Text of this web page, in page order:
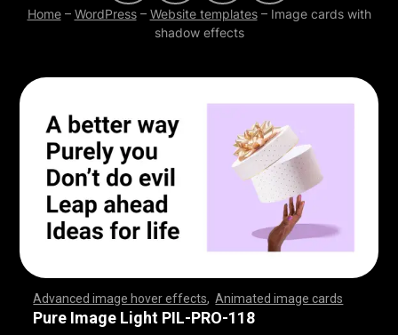
Home– WordPress– Website templates– Image cards with
shadow effects
Advanced image hover effects ,Animated image cards
,,,,,,,,,,,,,,,,,,,,,,,,,,,,,,,,, ,,,,,,,,,,,,,,,,,,,,,,,,,
,,,,,,,,,,,,,,,,,,,,,,,,,,,,,,,,, ,,,,,,,,,,,,,,,,,,,,,,,,,
,,,,,,,,,,,,,,,,,,,,,,,,,,,,,,,,, ,,,,,,,,,,,,,,,,,,,,,,,
Pure Image Light PIL-PRO-118